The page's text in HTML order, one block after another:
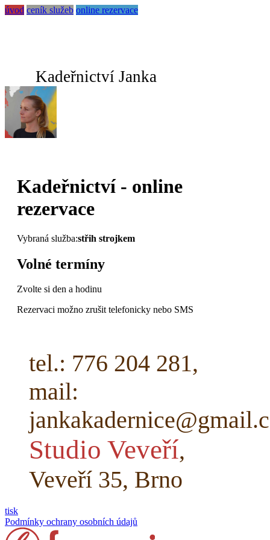
úvod ceník služeb online rezervace
Kadeřnictví Janka
Kadeřnictví - online
rezervace
Vybraná služba:střih strojkem
Volné termíny
Zvolte si den a hodinu
Rezervaci možno zrušit telefonicky nebo SMS
tel.: 776 204 281,
mail:
Studio Veveří,
Veveří 35, Brno
tisk
Podmínky ochrany osobních údajů